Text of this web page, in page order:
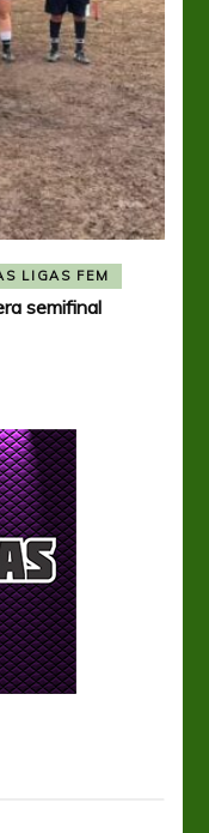
LIGAS FEM
semifinal